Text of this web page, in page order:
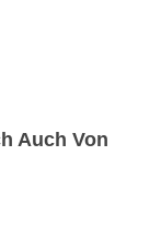
Auch Von